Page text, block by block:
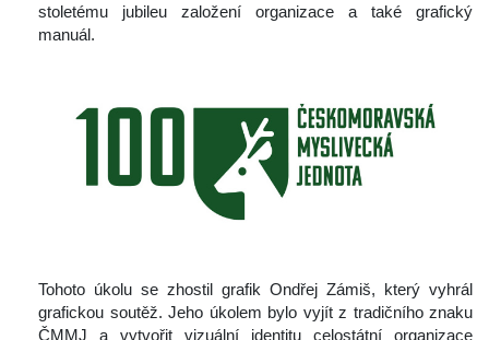
toletému jubileu založení organizace a také grafický
manuál.
Tohoto úkolu se zhostil grafik Ondřej Zámiš, který vyhrál
grafickou soutěž. Jeho úkolem bylo vyjít z tradičního znaku
ČMMJ a vytvořit vizuální identitu celostátní organizace